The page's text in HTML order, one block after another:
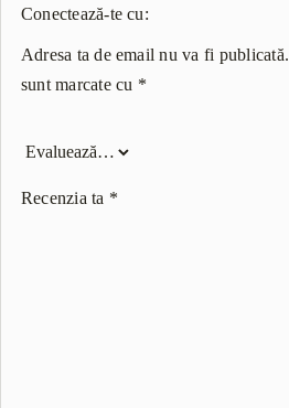
Conectează-te cu:
Adresa ta de email nu va fi publicată.
sunt marcate cu *
Recenzia ta *